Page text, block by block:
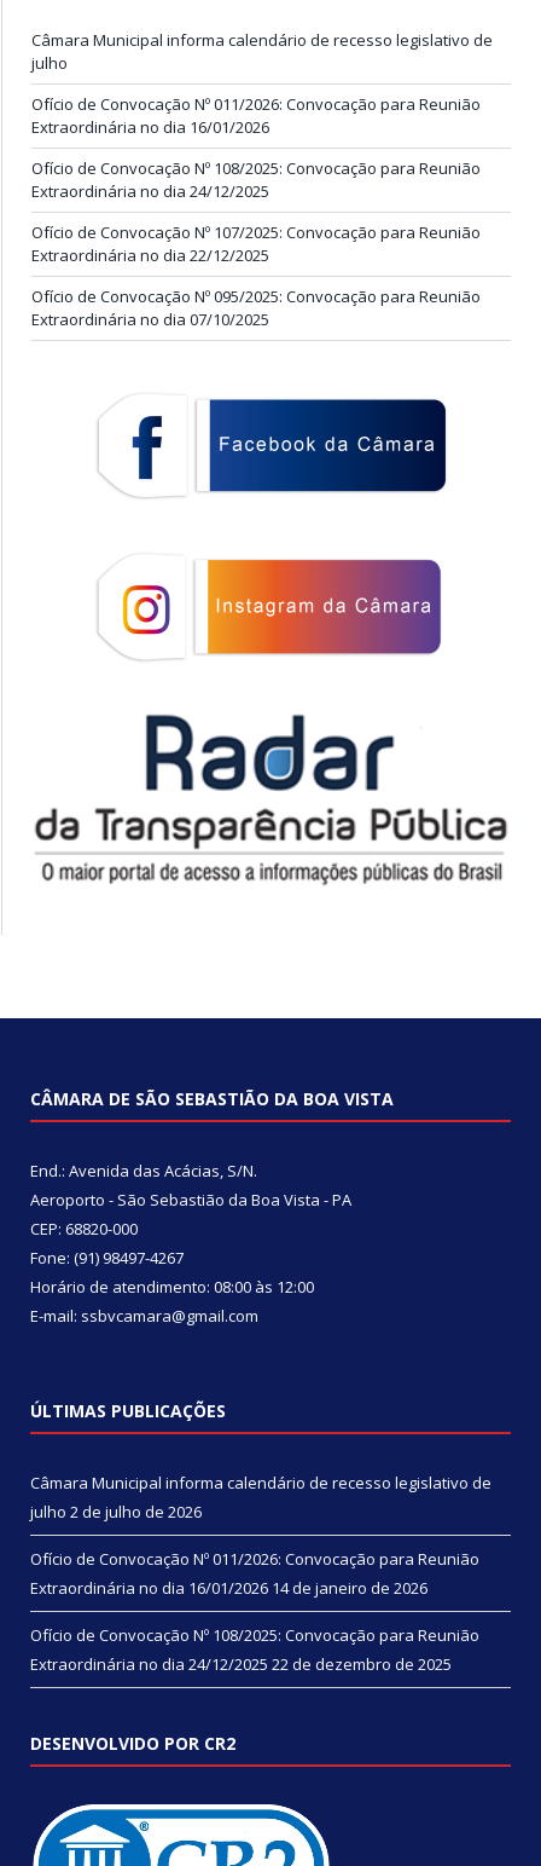
Câmara Municipal informa calendário de recesso legislativo de
julho
Ofício de Convocação Nº 011/2026: Convocação para Reunião
Extraordinária no dia 16/01/2026
Ofício de Convocação Nº 108/2025: Convocação para Reunião
Extraordinária no dia 24/12/2025
Ofício de Convocação Nº 107/2025: Convocação para Reunião
Extraordinária no dia 22/12/2025
Ofício de Convocação Nº 095/2025: Convocação para Reunião
Extraordinária no dia 07/10/2025
CÂMARA DE SÃO SEBASTIÃO DA BOA VISTA
End.: Avenida das Acácias, S/N.
Aeroporto - São Sebastião da Boa Vista - PA
CEP: 68820-000
Fone: (91) 98497-4267
Horário de atendimento: 08:00 às 12:00
E-mail: ssbvcamara@gmail.com
ÚLTIMAS PUBLICAÇÕES
Câmara Municipal informa calendário de recesso legislativo de
julho 2 de julho de 2026
Ofício de Convocação Nº 011/2026: Convocação para Reunião
Extraordinária no dia 16/01/2026 14 de janeiro de 2026
Ofício de Convocação Nº 108/2025: Convocação para Reunião
Extraordinária no dia 24/12/2025 22 de dezembro de 2025
DESENVOLVIDO POR CR2